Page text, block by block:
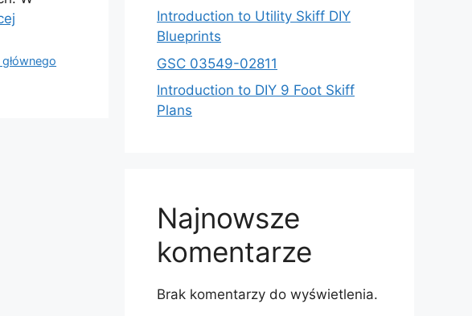
Introduction to Utility Skiff DIY
Blueprints
GSC 03549-02811
Introduction to DIY 9 Foot Skiff
Plans
Najnowsze
komentarze
Brak komentarzy do wyświetlenia.